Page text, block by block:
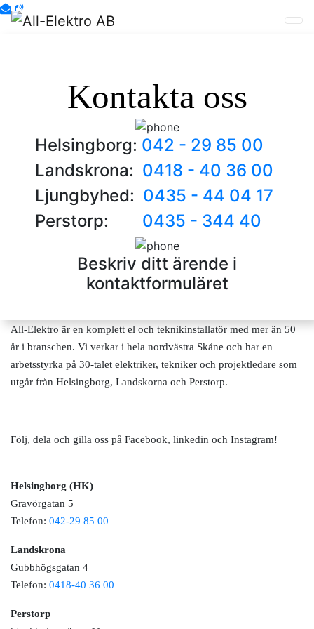
Kontakta oss
Helsingborg: 042 - 29 85 00
Landskrona: 0418 - 40 36 00
Ljungbyhed: 0435 - 44 04 17
Perstorp: 0435 - 344 40
Beskriv ditt ärende i
kontaktformuläret
All-Elektro är en komplett el och teknikinstallatör med mer än 50
år i branschen. Vi verkar i hela nordvästra Skåne och har en
arbetsstyrka på 30-talet elektriker, tekniker och projektledare som
utgår från Helsingborg, Landskorna och Perstorp.
Följ, dela och gilla oss på Facebook, linkedin och Instagram!
Helsingborg (HK)
Gravörgatan 5
Telefon: 042-29 85 00
Landskrona
Gubbhögsgatan 4
Telefon: 0418-40 36 00
Perstorp